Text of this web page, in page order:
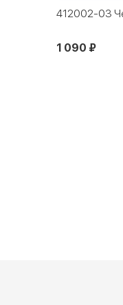
05006001-40
500 ₽